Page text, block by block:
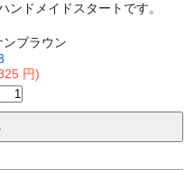
ドメイドスタートです。
ブラウン
円)